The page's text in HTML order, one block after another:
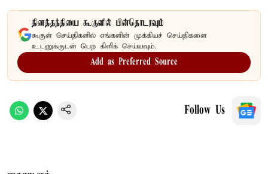
தினத்தந்தியை கூகுளில் பின்தொடரவும்
கூகுள் செய்திகளில் எங்களின் முக்கியச் செய்திகளை
உடனுக்குடன் பெற கிளிக் செய்யவும்.
Add as Preferred Source
Follow Us